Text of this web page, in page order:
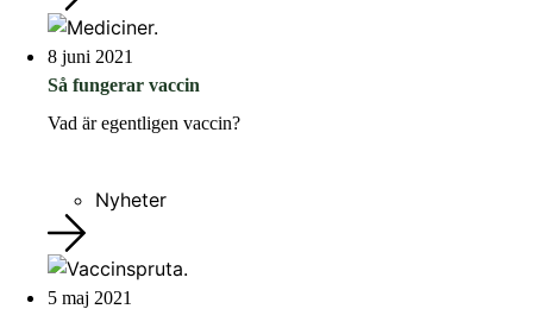
8 juni 2021
Så fungerar vaccin
Vad är egentligen vaccin?
Nyheter
5 maj 2021